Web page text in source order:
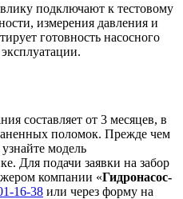
подключают к тестовому
измерения давления и
готовность насосного
составляет от 3 месяцев, в
поломок. Прежде чем
модель
Для подачи заявки на забор
компании «Гидронасос-
16-38 или через форму на